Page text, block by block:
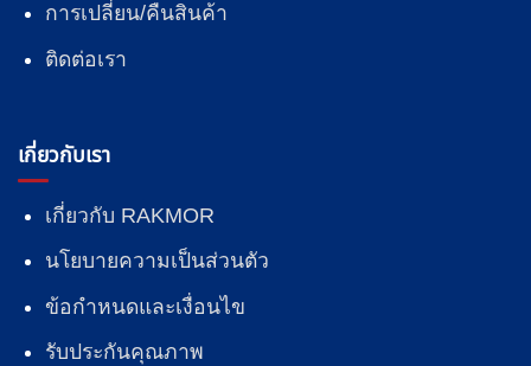
การเปลี่ยน/คืนสินค้า
ติดต่อเรา
เกี่ยวกับเรา
เกี่ยวกับ RAKMOR
นโยบายความเป็นส่วนตัว
ข้อกำหนดและเงื่อนไข
รับประกันคุณภาพ